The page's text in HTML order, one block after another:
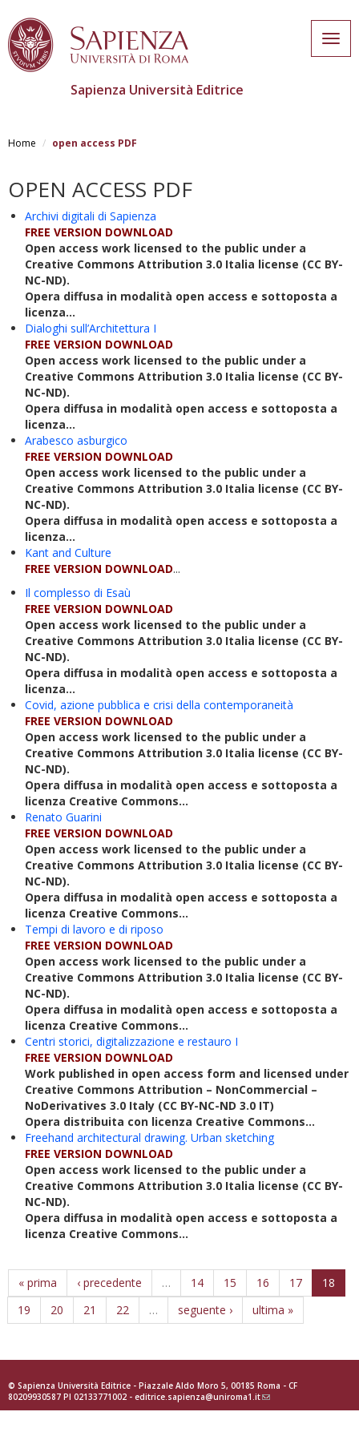
contenuto
Sapienza Università Editrice
Home open access PDF
OPEN ACCESS PDF
Archivi digitali di Sapienza
FREE VERSION DOWNLOAD
Open access work licensed to the public under a
Creative Commons Attribution 3.0 Italia license (CC BY-
NC-ND).
Opera diffusa in modalità open access e sottoposta a
licenza...
Dialoghi sull’Architettura I
FREE VERSION DOWNLOAD
Open access work licensed to the public under a
Creative Commons Attribution 3.0 Italia license (CC BY-
NC-ND).
Opera diffusa in modalità open access e sottoposta a
licenza...
Arabesco asburgico
FREE VERSION DOWNLOAD
Open access work licensed to the public under a
Creative Commons Attribution 3.0 Italia license (CC BY-
NC-ND).
Opera diffusa in modalità open access e sottoposta a
licenza...
Kant and Culture
FREE VERSION DOWNLOAD...
Il complesso di Esaù
FREE VERSION DOWNLOAD
Open access work licensed to the public under a
Creative Commons Attribution 3.0 Italia license (CC BY-
NC-ND).
Opera diffusa in modalità open access e sottoposta a
licenza...
Covid, azione pubblica e crisi della contemporaneità
FREE VERSION DOWNLOAD
Open access work licensed to the public under a
Creative Commons Attribution 3.0 Italia license (CC BY-
NC-ND).
Opera diffusa in modalità open access e sottoposta a
licenza Creative Commons...
Renato Guarini
FREE VERSION DOWNLOAD
Open access work licensed to the public under a
Creative Commons Attribution 3.0 Italia license (CC BY-
NC-ND).
Opera diffusa in modalità open access e sottoposta a
licenza Creative Commons...
Tempi di lavoro e di riposo
FREE VERSION DOWNLOAD
Open access work licensed to the public under a
Creative Commons Attribution 3.0 Italia license (CC BY-
NC-ND).
Opera diffusa in modalità open access e sottoposta a
licenza Creative Commons...
Centri storici, digitalizzazione e restauro I
FREE VERSION DOWNLOAD
Work published in open access form and licensed under
Creative Commons Attribution – NonCommercial –
NoDerivatives 3.0 Italy (CC BY-NC-ND 3.0 IT)
Opera distribuita con licenza Creative Commons...
Freehand architectural drawing. Urban sketching
FREE VERSION DOWNLOAD
Open access work licensed to the public under a
Creative Commons Attribution 3.0 Italia license (CC BY-
NC-ND).
Opera diffusa in modalità open access e sottoposta a
licenza Creative Commons...
« prima ‹ precedente … 14 15 16 17
18
19
20 21 22 … seguente › ultima »
© Sapienza Università Editrice - Piazzale Aldo Moro 5, 00185 Roma - CF
80209930587 PI 02133771002 - editrice.sapienza@uniroma1.it(link
sends